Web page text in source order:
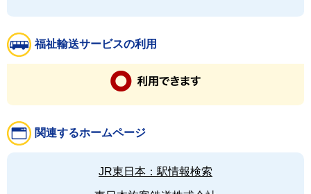
福祉輸送サービスの利用
関連するホームページ
JR東日本：駅情報検索